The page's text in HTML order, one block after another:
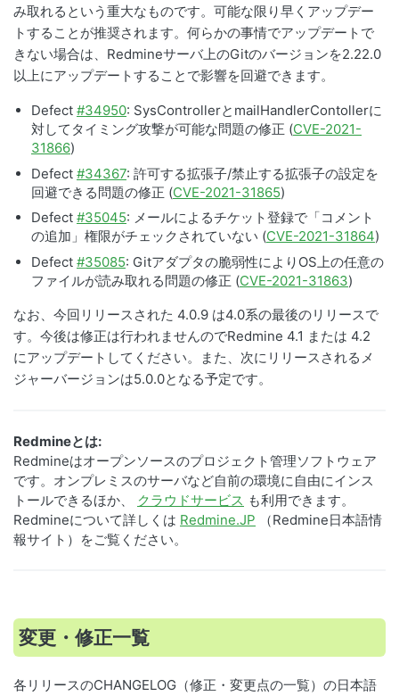
み取れるという重大なものです。可能な限り早くアップデー
トすることが推奨されます。何らかの事情でアップデートで
きない場合は、Redmineサーバ上のGitのバージョンを2.22.0
以上にアップデートすることで影響を回避できます。
Defect #34950: SysControllerとmailHandlerContollerに
対してタイミング攻撃が可能な問題の修正 (CVE-2021-
31866)
Defect #34367: 許可する拡張子/禁止する拡張子の設定を
回避できる問題の修正 (CVE-2021-31865)
Defect #35045: メールによるチケット登録で「コメント
の追加」権限がチェックされていない (CVE-2021-31864)
Defect #35085: Gitアダプタの脆弱性によりOS上の任意の
ファイルが読み取れる問題の修正 (CVE-2021-31863)
なお、今回リリースされた 4.0.9 は4.0系の最後のリリースで
す。今後は修正は行われませんのでRedmine 4.1 または 4.2
にアップデートしてください。また、次にリリースされるメ
ジャーバージョンは5.0.0となる予定です。
Redmineとは:
Redmineはオープンソースのプロジェクト管理ソフトウェア
です。オンプレミスのサーバなど自前の環境に自由にインス
トールできるほか、
クラウドサービス も利用できます。
Redmineについて詳しくは Redmine.JP （Redmine日本語情
報サイト）をご覧ください。
変更・修正一覧
各リリースのCHANGELOG（修正・変更点の一覧）の日本語